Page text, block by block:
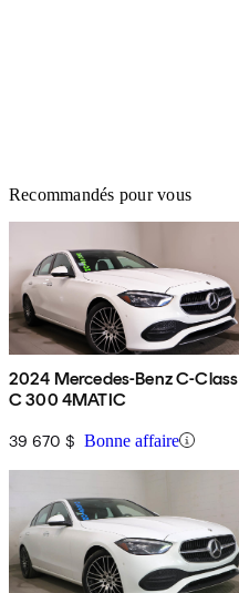
Recommandés pour vous
2024 Mercedes-Benz C-Class
C 300 4MATIC
39 670 $ Bonne affaire